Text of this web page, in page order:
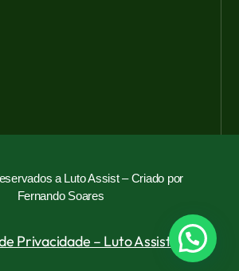
a Luto Assist –Criado por
Fernando Soares
Privacidade – Luto Assist